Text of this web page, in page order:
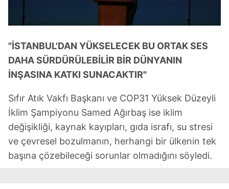
"İSTANBUL'DAN YÜKSELECEK BU ORTAK SES
DAHA SÜRDÜRÜLEBİLİR BİR DÜNYANIN
İNŞASINA KATKI SUNACAKTIR"
Sıfır Atık Vakfı Başkanı ve COP31 Yüksek Düzeyli
İklim Şampiyonu Samed Ağırbaş ise iklim
değişikliği, kaynak kayıpları, gıda israfı, su stresi
ve çevresel bozulmanın, herhangi bir ülkenin tek
başına çözebileceği sorunlar olmadığını söyledi.